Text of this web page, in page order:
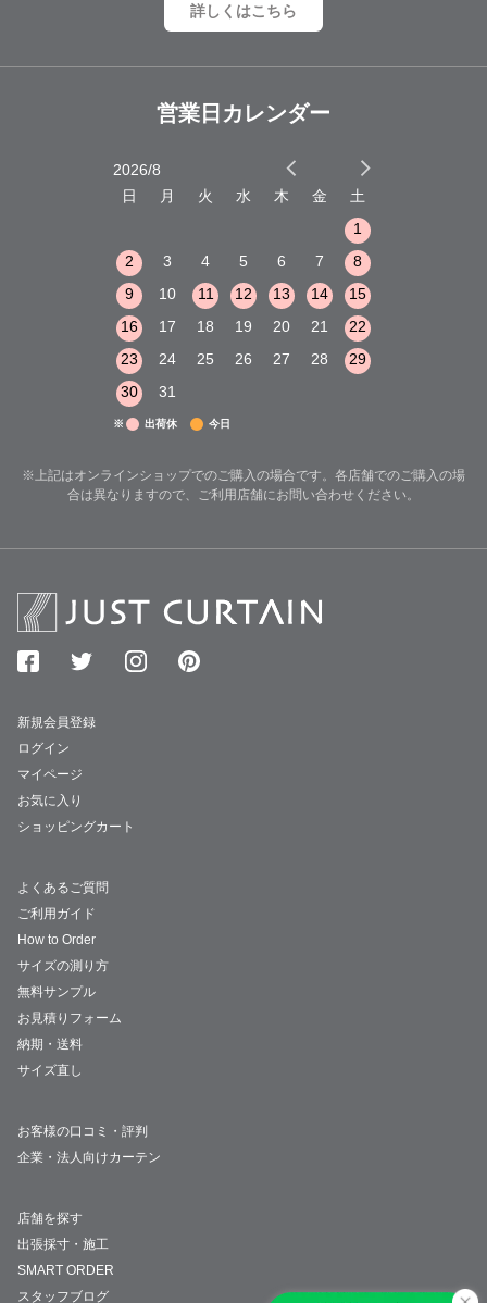
詳しくはこちら
営業日カレンダー
2026/8
日
月 火 水 木 金
土
1
2
3 4 5 6 7
8
9
10 11 12 13 14
15
16
17 18 19 20 21
22
23
24 25 26 27 28
29
30
31
※ 出荷休 今日
※上記はオンラインショップでのご購入の場合です。各店舗でのご購入の場
合は異なりますので、ご利用店舗にお問い合わせください。
新規会員登録
ログイン
マイページ
お気に入り
ショッピングカート
よくあるご質問
ご利用ガイド
How to Order
サイズの測り方
無料サンプル
お見積りフォーム
納期・送料
サイズ直し
お客様の口コミ・評判
企業・法人向けカーテン
店舗を探す
出張採寸・施工
SMART ORDER
スタッフブログ